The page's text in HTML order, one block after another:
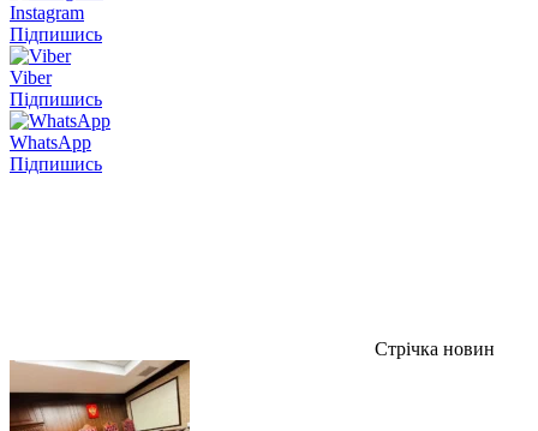
Instagram
Підпишись
Viber
Підпишись
WhatsApp
Підпишись
Стрічка новин